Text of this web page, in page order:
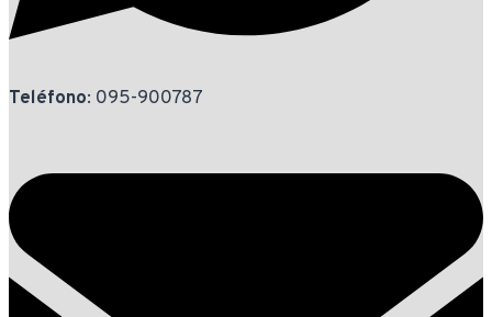
Teléfono: 095-900787